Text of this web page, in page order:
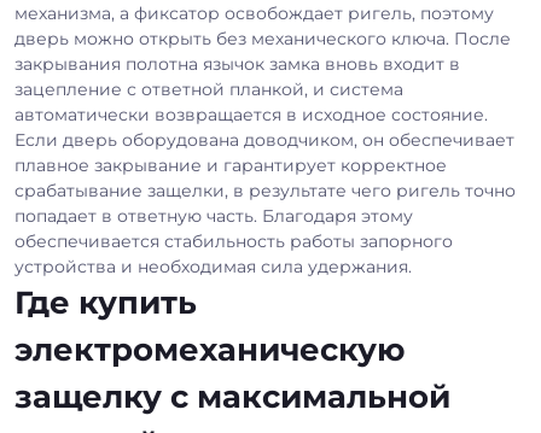
механизма, а фиксатор освобождает ригель, поэтому
дверь можно открыть без механического ключа. После
закрывания полотна язычок замка вновь входит в
зацепление с ответной планкой, и система
автоматически возвращается в исходное состояние.
Если дверь оборудована доводчиком, он обеспечивает
плавное закрывание и гарантирует корректное
срабатывание защелки, в результате чего ригель точно
попадает в ответную часть. Благодаря этому
обеспечивается стабильность работы запорного
устройства и необходимая сила удержания.
Где купить
электромеханическую
защелку с максимальной